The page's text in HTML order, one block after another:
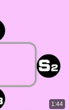
1:44